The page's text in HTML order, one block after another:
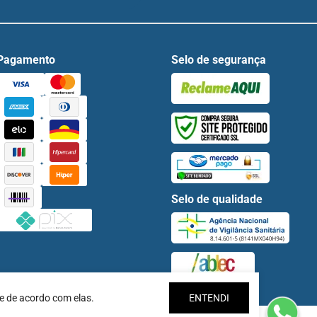
de acordo com elas. ENTENDI
Selo de segurança
Selo de qualidade